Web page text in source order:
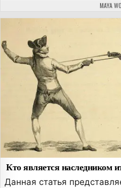
АВТОР:
MAYA
Кто является наследником
Данная статья